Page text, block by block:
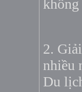
2.
nhiều
Du